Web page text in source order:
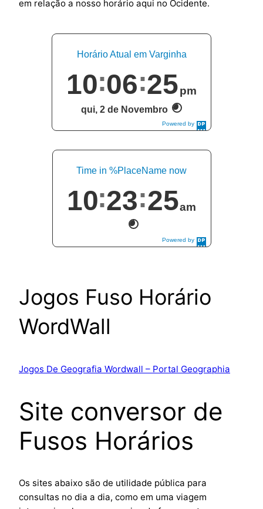
em relação a nosso horário aqui no Ocidente.
Powered by
DaysPedia.com
Horário Atual em Varginha
10 06 25pm
qui, 2 de Novembro
Powered by
DaysPedia.com
Time in %PlaceName now
10 23 25am
Jogos Fuso Horário
WordWall
Jogos De Geografia Wordwall – Portal Geographia
Site conversor de
Fusos Horários
Os sites abaixo são de utilidade pública para
consultas no dia a dia, como em uma viagem